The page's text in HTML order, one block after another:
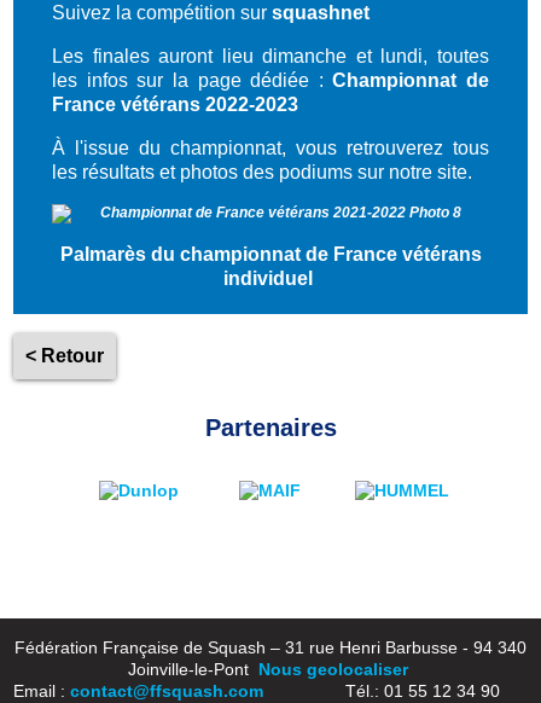
Suivez la compétition sursquashnet
Les finales auront lieu dimanche et lundi, toutes
les infos sur la page dédiée :Championnat de
France vétérans 2022-2023
À l'issue du championnat, vous retrouverez tous
les résultats et photos des podiums sur notre site.
Palmarès du championnat de France vétérans
individuel
< Retour
Partenaires
Fédération Française de Squash – 31 rue Henri Barbusse - 94 340
Joinville-le-Pont Nous geolocaliser
Email : contact@ffsquash.comTél.: 01 55 12 34 90